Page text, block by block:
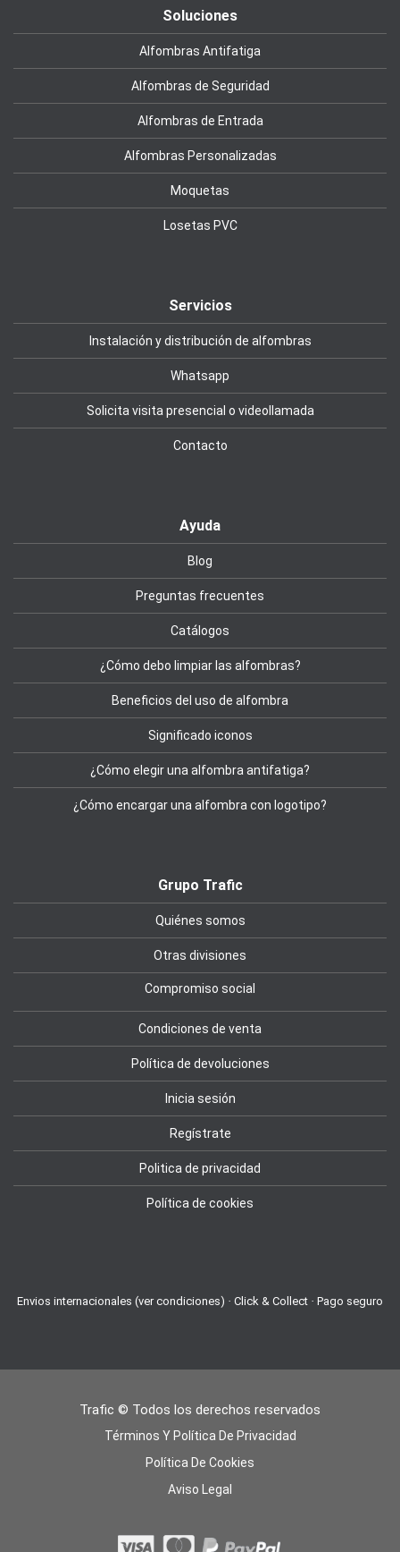
Soluciones
Alfombras Antifatiga
Alfombras de Seguridad
Alfombras de Entrada
Alfombras Personalizadas
Moquetas
Losetas PVC
Servicios
Instalación y distribución de alfombras
Whatsapp
Solicita visita presencial o videollamada
Contacto
Ayuda
Blog
Preguntas frecuentes
Catálogos
¿Cómo debo limpiar las alfombras?
Beneficios del uso de alfombra
Significado iconos
¿Cómo elegir una alfombra antifatiga?
¿Cómo encargar una alfombra con logotipo?
Grupo Trafic
Quiénes somos
Otras divisiones
Compromiso social
Condiciones de venta
Política de devoluciones
Inicia sesión
Regístrate
Politica de privacidad
Política de cookies
Envios internacionales (ver condiciones) · Click & Collect · Pago seguro
Trafic © Todos los derechos reservados
Términos Y Política De Privacidad
Política De Cookies
Aviso Legal